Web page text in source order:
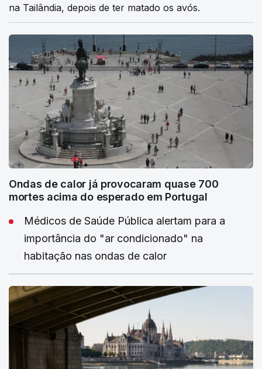
na Tailândia, depois de ter matado os avós.
Ondas de calor já provocaram quase 700
mortes acima do esperado em Portugal
Médicos de Saúde Pública alertam para a
importância do "ar condicionado" na
habitação nas ondas de calor